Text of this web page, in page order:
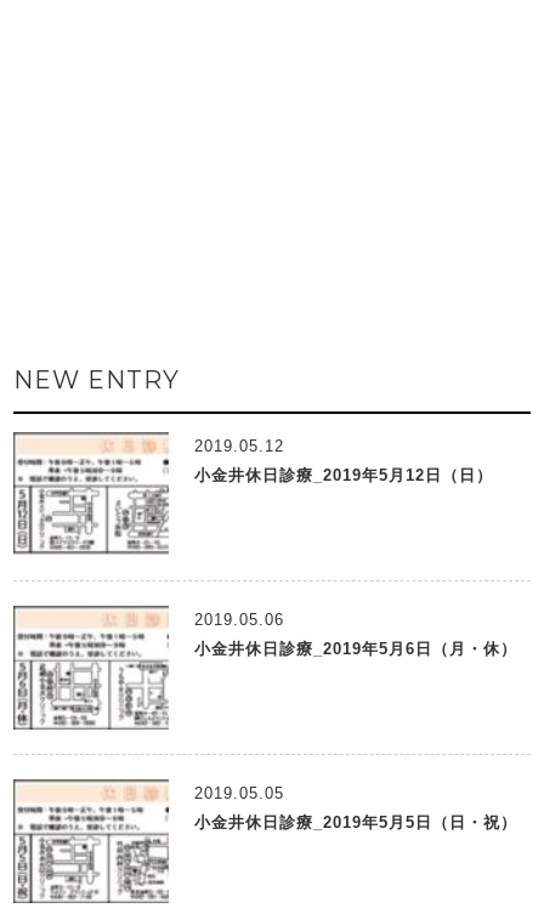
NEW ENTRY
2019.05.12
小金井休日診療_2019年5月12日（日）
2019.05.06
小金井休日診療_2019年5月6日（月・休）
2019.05.05
小金井休日診療_2019年5月5日（日・祝）